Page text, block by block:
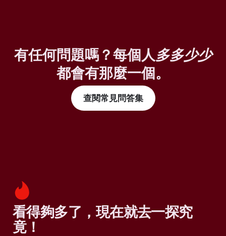
有任何問題嗎？每個人多多少少
都會有那麼一個。
查閱常見問答集
看得夠多了，現在就去一探究
竟！